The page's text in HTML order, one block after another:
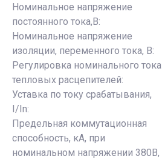
Номинальное напряжение
постоянного тока,В:
Номинальное напряжение
изоляции, переменного тока, В:
Регулировка номинального тока
тепловых расцепителей:
Уставка по току срабатывания,
I/In:
Предельная коммутационная
способность, кА, при
номинальном напряжении 380В,